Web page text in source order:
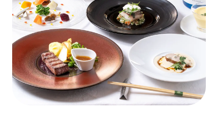
＜魚＞
カンパチの香草風味の低温調理
サワークリーム
ソースラビゴット
＜肉＞
国産牛ヒレ肉のプランチャ
フォアグラのロッシーニ風